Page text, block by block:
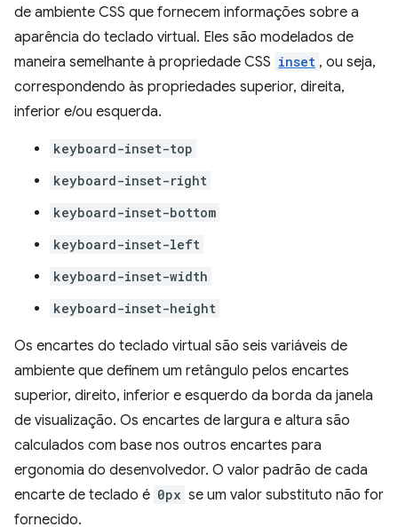
de ambiente CSS que fornecem informações sobre a
aparência do teclado virtual. Eles são modelados de
maneira semelhante à propriedade CSS inset , ou seja,
correspondendo às propriedades superior, direita,
inferior e/ou esquerda.
keyboard-inset-top
keyboard-inset-right
keyboard-inset-bottom
keyboard-inset-left
keyboard-inset-width
keyboard-inset-height
Os encartes do teclado virtual são seis variáveis de
ambiente que definem um retângulo pelos encartes
superior, direito, inferior e esquerdo da borda da janela
de visualização. Os encartes de largura e altura são
calculados com base nos outros encartes para
ergonomia do desenvolvedor. O valor padrão de cada
encarte de teclado é 0px se um valor substituto não for
fornecido.